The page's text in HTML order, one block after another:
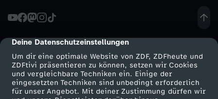
cmp-dialog-description
Deine Datenschutzeinstellungen
Um dir eine optimale Website von ZDF, ZDFheute und
ZDFtivi präsentieren zu können, setzen wir Cookies
und vergleichbare Techniken ein. Einige der
eingesetzten Techniken sind unbedingt erforderlich
für unser Angebot. Mit deiner Zustimmung dürfen wir
t
e
r
H